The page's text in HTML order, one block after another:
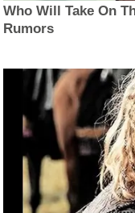
Who Will Take On
Rumors